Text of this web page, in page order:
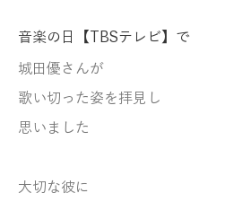
音楽の日【TBSテレビ】で
城田優さんが
歌い切った姿を拝見し
思いました
大切な彼に